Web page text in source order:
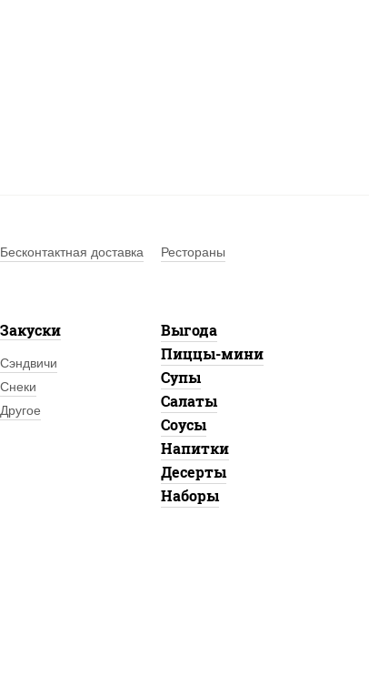
Бесконтактная доставка
Рестораны
Закуски
Сэндвичи
Снеки
Другое
Выгода
Пиццы-мини
Супы
Салаты
Соусы
Напитки
Десерты
Наборы